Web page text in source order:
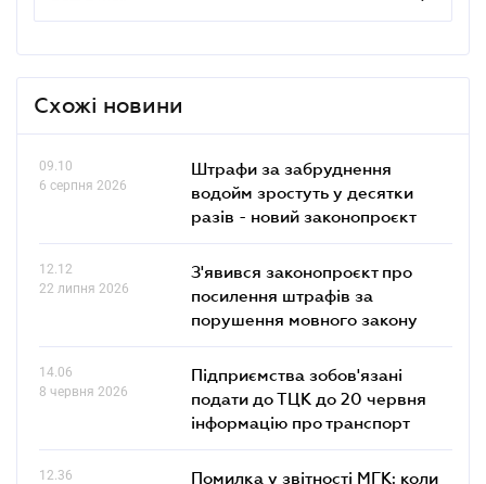
Схожі новини
09.10
6 серпня 2026
Штрафи за забруднення
водойм зростуть у десятки
разів - новий законопроєкт
12.12
22 липня 2026
З'явився законопроєкт про
посилення штрафів за
порушення мовного закону
14.06
8 червня 2026
Підприємства зобов'язані
подати до ТЦК до 20 червня
інформацію про транспорт
12.36
Помилка у звітності МГК: коли